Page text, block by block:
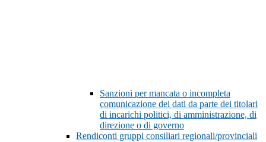
Sanzioni per mancata o incompleta
comunicazione dei dati da parte dei titolari
di incarichi politici, di amministrazione, di
direzione o di governo
Rendiconti gruppi consiliari regionali/provinciali